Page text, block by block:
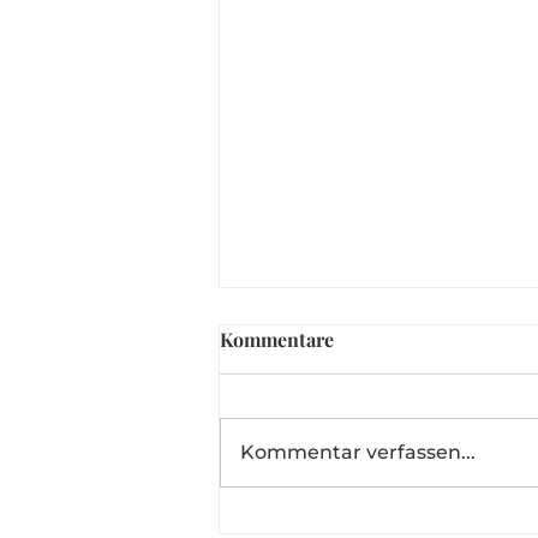
Kommentare
Kommentar verfassen...